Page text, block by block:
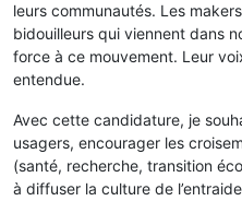
leurs communautés. Les
bidouilleurs qui viennent dans
force à ce mouvement. Leur
entendue.
Avec cette candidature, je
usagers, encourager les
(santé, recherche, transition
à diffuser la culture de